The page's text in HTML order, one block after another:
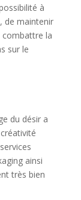
à
de maintenir
combattre la
sur le
du désir a
ainsi
très bien